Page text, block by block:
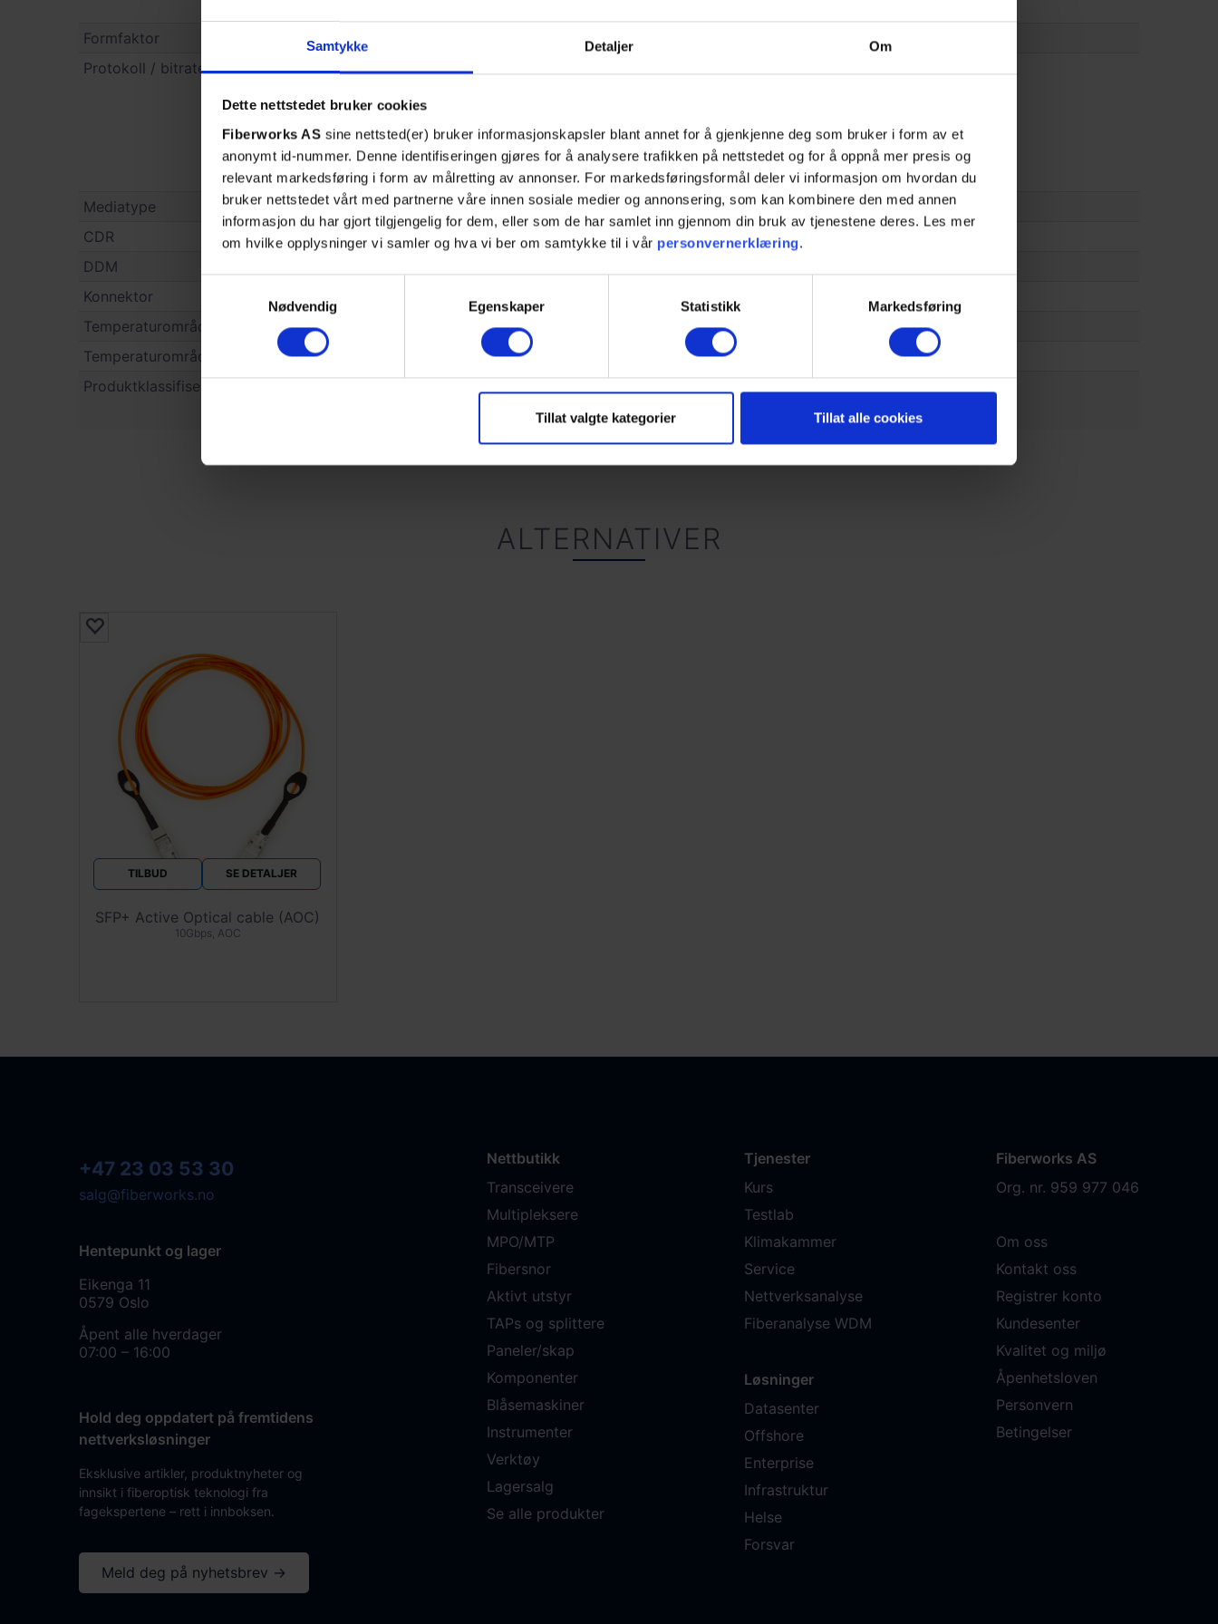
Samtykke Detaljer Om
Dette nettstedet bruker cookies
Fiberworks AS sine nettsted(er) bruker informasjonskapsler blant annet for å gjenkjenne deg som bruker i form av et
anonymt id-nummer. Denne identifiseringen gjøres for å analysere trafikken på nettstedet og for å oppnå mer presis og
relevant markedsføring i form av målretting av annonser. For markedsføringsformål deler vi informasjon om hvordan du
bruker nettstedet vårt med partnerne våre innen sosiale medier og annonsering, som kan kombinere den med annen
informasjon du har gjort tilgjengelig for dem, eller som de har samlet inn gjennom din bruk av tjenestene deres. Les mer
om hvilke opplysninger vi samler og hva vi ber om samtykke til i vår personvernerklæring.
Nødvendig
Egenskaper Statistikk Markedsføring
Tillat valgte kategorier Tillat alle cookies
Formfaktor
Protokoll / bitrate
SDR Infiniband
DDR Infiniband
QDR Infiniband
Mediatype
Kobber
CDR
Nei
DDM
Konnektor
LC Simplex
Temperaturområde, drift
0°C - +70°C (standard)
Temperaturområde, lagring
-40°C - +85°C
Produktklassifisering/tollkoder
ALTERNATIVER
TILBUD SE DETALJER
SFP+ Active Optical cable (AOC)
10Gbps, AOC
+47 23 03 53 30
salg@fiberworks.no
Hentepunkt og lager
Eikenga 11
0579 Oslo
Åpent alle hverdager
07:00 – 16:00
Hold deg oppdatert på fremtidens
nettverksløsninger
Eksklusive artikler, produktnyheter og
innsikt i fiberoptisk teknologi fra
fagekspertene – rett i innboksen.
Meld deg på nyhetsbrev →
Nettbutikk
Transceivere
Multipleksere
MPO/MTP
Fibersnor
Aktivt utstyr
TAPs og splittere
Paneler/skap
Komponenter
Blåsemaskiner
Instrumenter
Verktøy
Lagersalg
Se alle produkter
Tjenester
Kurs
Testlab
Klimakammer
Service
Nettverksanalyse
Fiberanalyse WDM
Løsninger
Datasenter
Offshore
Enterprise
Infrastruktur
Helse
Forsvar
Fiberworks AS
Org. nr. 959 977 046
Om oss
Kontakt oss
Registrer konto
Kundesenter
Kvalitet og miljø
Åpenhetsloven
Personvern
Betingelser